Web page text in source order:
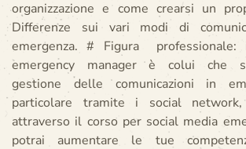
organizzazione e come crearsi un
Differenze sui vari modi di
emergenza. # Figura
emergency manager è colui che
gestione delle comunicazioni in
particolare tramite i social
attraverso il corso per social media
potrai aumentare le tue